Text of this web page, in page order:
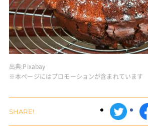
出典:Pixabay
※本ページにはプロモーションが含まれています